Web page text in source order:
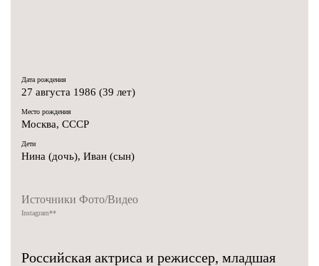
Дата рождения
27 августа 1986 (39 лет)
Место рождения
Москва, СССР
Дети
Нина (дочь), Иван (сын)
Источники Фото/Видео
Instagram**
Российская актриса и режиссер, младшая